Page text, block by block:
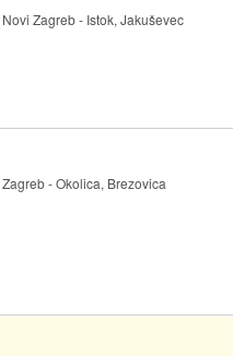
Novi Zagreb - Istok, Jakuševec
Zagreb - Okolica, Brezovica